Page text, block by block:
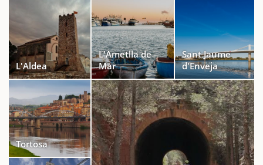
L'Aldea
L'Ametlla de
Mar
Sant Jaume
d'Enveja
Tortosa